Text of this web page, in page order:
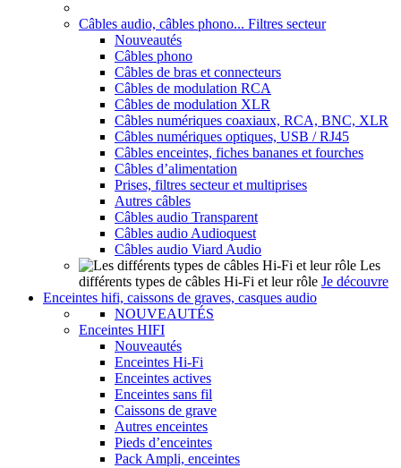
Câbles audio, câbles phono... Filtres secteur
Nouveautés
Câbles phono
Câbles de bras et connecteurs
Câbles de modulation RCA
Câbles de modulation XLR
Câbles numériques coaxiaux, RCA, BNC, XLR
Câbles numériques optiques, USB / RJ45
Câbles enceintes, fiches bananes et fourches
Câbles d’alimentation
Prises, filtres secteur et multiprises
Autres câbles
Câbles audio Transparent
Câbles audio Audioquest
Câbles audio Viard Audio
Les
différents types de câbles Hi-Fi et leur rôle Je découvre
Enceintes hifi, caissons de graves, casques audio
NOUVEAUTÉS
Enceintes HIFI
Nouveautés
Enceintes Hi-Fi
Enceintes actives
Enceintes sans fil
Caissons de grave
Autres enceintes
Pieds d’enceintes
Pack Ampli, enceintes